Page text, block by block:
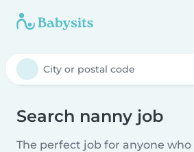
Search nanny job
The perfect job for anyone who